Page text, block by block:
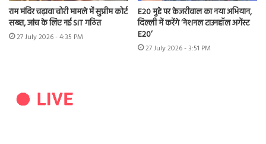
राम मंदिर चढ़ावा चोरी मामले में सुप्रीम कोर्ट
सख्त, जांच के लिए नई SIT गठित
27 July 2026 - 4:35 PM
E20 मुद्दे पर केजरीवाल का नया अभियान,
दिल्ली में करेंगे ‘नेशनल टाउनहॉल अगेंस्ट
E20’
27 July 2026 - 3:51 PM